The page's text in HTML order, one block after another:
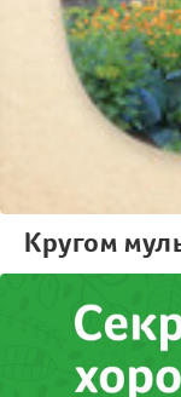
Кругом